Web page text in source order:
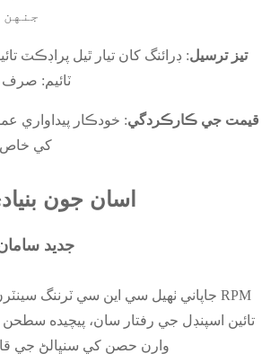
جنهن ۾ 6061
تيز ترسيل: ڊرائنگ کان تيار ٿيل پراڊڪٽ
ٽائيم: صرف 5 ڪم ڪندڙ ڏينهن
قيمت جي ڪارڪردگي: خودڪار پيداواري
کي خاص
اسان جون
1. جديد
تائين اسپنڊل جي رفتار سان، پيچيده
وارن حصن کي سنڀالڻ جي